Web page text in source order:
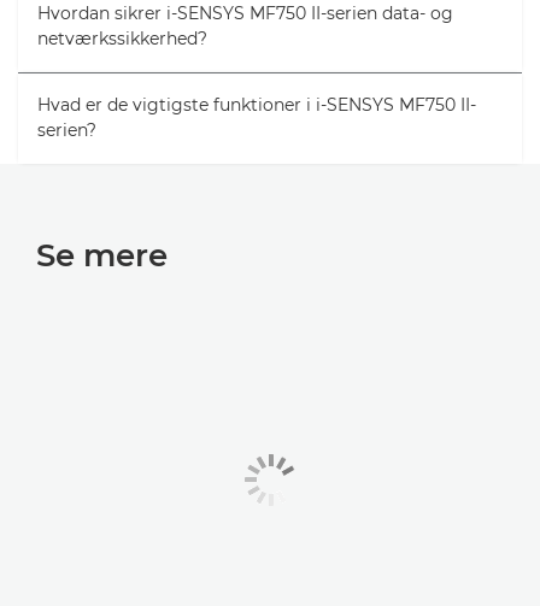
Hvordan sikrer i-SENSYS MF750 II-serien data- og
netværkssikkerhed?
Hvad er de vigtigste funktioner i i-SENSYS MF750 II-
serien?
Se mere